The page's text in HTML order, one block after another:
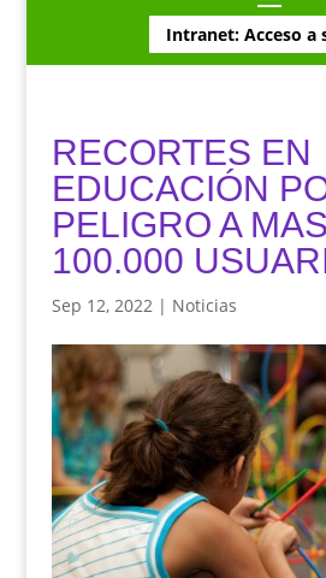
Intranet: Acceso a
RECORTES EN
EDUCACIÓN
PELIGRO A
100.000
Sep 12, 2022| Noticias